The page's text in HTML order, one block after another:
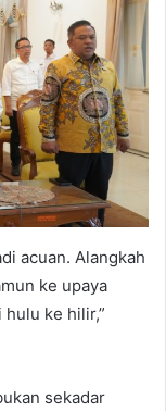
acuan. Alangkah
ke upaya
ke hilir,”
sekadar